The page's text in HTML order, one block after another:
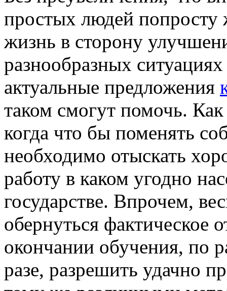
простых людей попросту
жизнь в сторону
разнообразных
актуальные предложения
таком смогут помочь. Как
когда что бы поменять
необходимо отыскать
работу в каком угодно
государстве. Впрочем,
обернуться фактическое
окончании обучения, по
разе, разрешить удачно